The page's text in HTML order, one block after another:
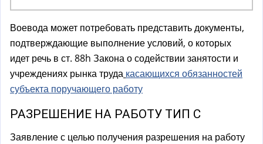
Воевода может потребовать представить документы,
подтверждающие выполнение условий, о которых
идет речь в ст. 88h Закона о содействии занятости и
учреждениях рынка труда касающихся обязанностей
субъекта поручающего работу
РАЗРЕШЕНИЕ НА РАБОТУ ТИП С
Заявление с целью получения разрешения на работу